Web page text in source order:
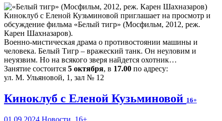
Киноклуб с Еленой Кузьминовой приглашает на просмотр и
обсуждение фильма «Белый тигр» (Мосфильм, 2012, реж.
Карен Шахназаров).
Военно-мистическая драма о противостоянии машины и
человека. Белый Тигр – вражеский танк. Он неуловим и
неуязвим. Но на всякого зверя найдется охотник…
Занятие состоится 5 октября, в 17.00 по адресу:
ул. М. Ульяновой, 1, зал № 12
Киноклуб с Еленой Кузьминовой 16+
01.09.2024 Новости 16+